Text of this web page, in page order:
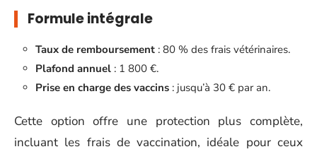
Formule intégrale
Taux de remboursement : 80 % des frais vétérinaires.
Plafond annuel : 1 800 €.
Prise en charge des vaccins : jusqu’à 30 € par an.
Cette option offre une protection plus complète,
incluant les frais de vaccination, idéale pour ceux